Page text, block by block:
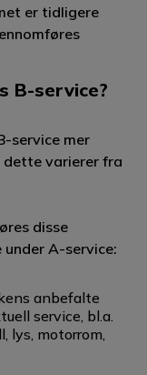
er tidligere
B-service?
service mer
dette varierer fra
disse
A-service:
anbefalte
service, bl.a.
lys, motorrom,